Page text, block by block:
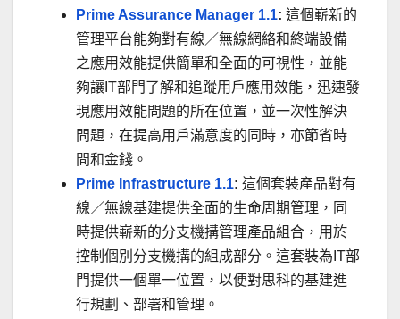
Prime Assurance Manager 1.1: 這個嶄新的
管理平台能夠對有線／無線網絡和終端設備
之應用效能提供簡單和全面的可視性，並能
夠讓IT部門了解和追蹤用戶應用效能，迅速發
現應用效能問題的所在位置，並一次性解決
問題，在提高用戶滿意度的同時，亦節省時
間和金錢。
Prime Infrastructure 1.1: 這個套裝產品對有
線／無線基建提供全面的生命周期管理，同
時提供嶄新的分支機搆管理產品組合，用於
控制個別分支機搆的組成部分。這套裝為IT部
門提供一個單一位置，以便對思科的基建進
行規劃、部署和管理。